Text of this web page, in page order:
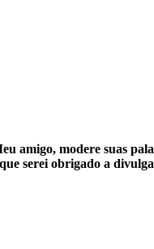
modere suas
serei obrigado a